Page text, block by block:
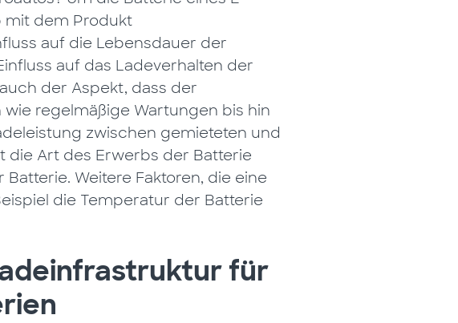
mit dem Produkt
auf die Lebensdauer der
auf das Ladeverhalten der
der Aspekt, dass der
regelmäßige Wartungen bis hin
zwischen gemieteten und
die Art des Erwerbs der Batterie
Weitere Faktoren, die eine
die Temperatur der Batterie
für